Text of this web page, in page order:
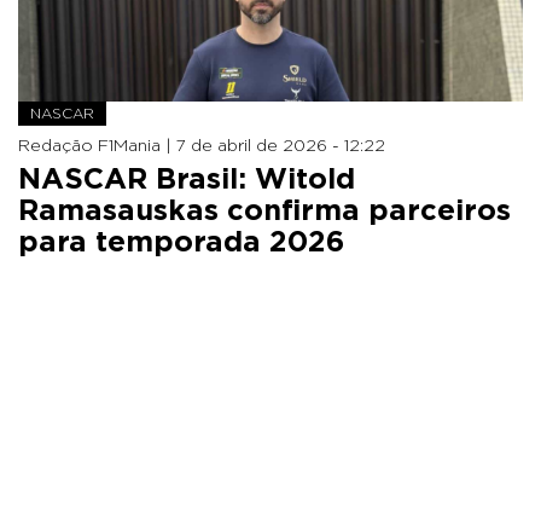
NASCAR
Redação F1Mania | 7 de abril de 2026 - 12:22
NASCAR Brasil: Witold
Ramasauskas confirma parceiros
para temporada 2026